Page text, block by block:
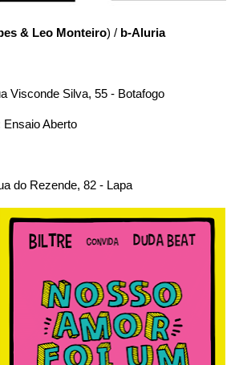
& Leo Monteiro) / b-Aluria
Visconde Silva, 55 - Botafogo
Ensaio Aberto
do Rezende, 82 - Lapa